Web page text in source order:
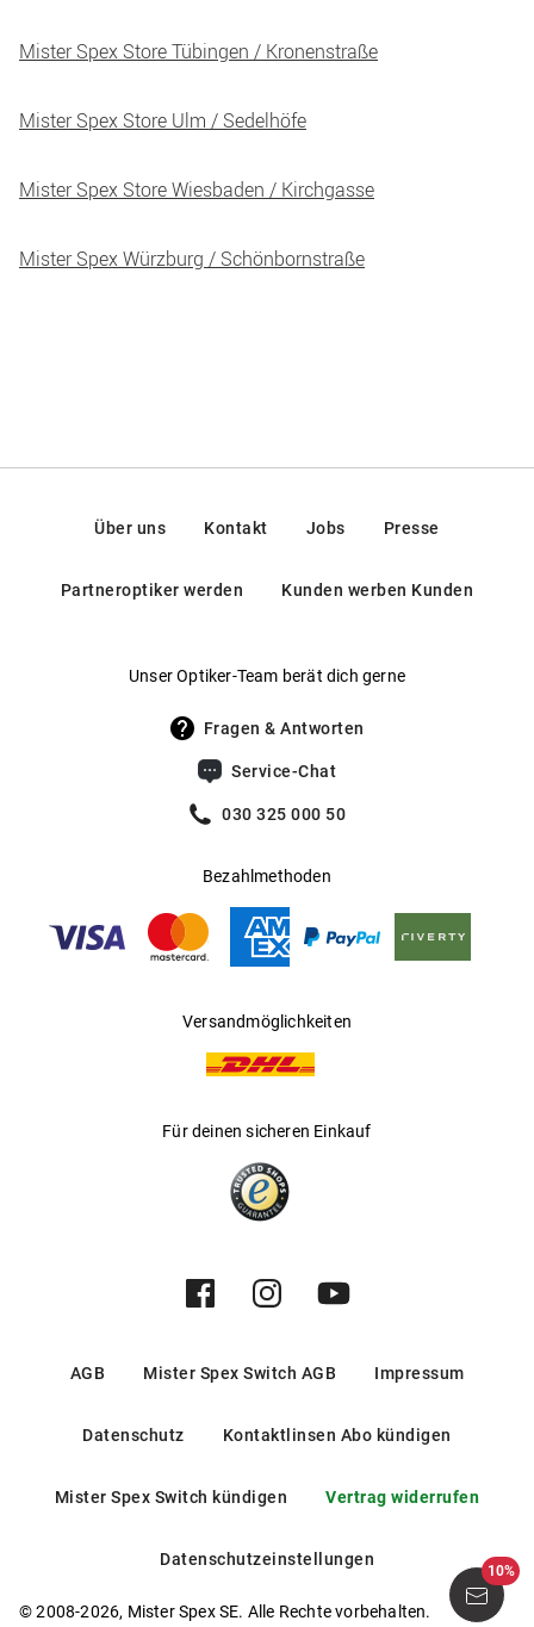
Mister Spex Store Tübingen / Kronenstraße
Mister Spex Store Ulm / Sedelhöfe
Mister Spex Store Wiesbaden / Kirchgasse
Mister Spex Würzburg / Schönbornstraße
10%
Über uns Kontakt Jobs Presse
Partneroptiker werden Kunden werben Kunden
Unser Optiker-Team berät dich gerne
Fragen & Antworten
Service-Chat
030 325 000 50
Bezahlmethoden
Versandmöglichkeiten
Für deinen sicheren Einkauf
© 2008-2026, Mister Spex SE. Alle Rechte vorbehalten.
AGB Mister Spex Switch AGB Impressum
Datenschutz Kontaktlinsen Abo kündigen
Mister Spex Switch kündigen Vertrag widerrufen
Datenschutzeinstellungen